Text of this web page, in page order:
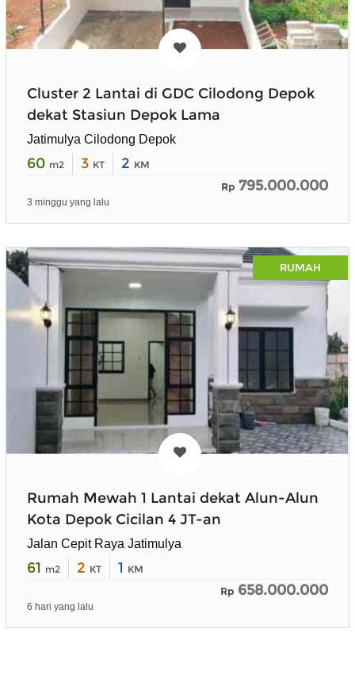
Cluster 2 Lantai di GDC Cilodong Depok
dekat Stasiun Depok Lama
Jatimulya Cilodong Depok
60 m2 3 KT 2 KM
Rp 795.000.000
3 minggu yang lalu
RUMAH
Rumah Mewah 1 Lantai dekat Alun-Alun
Kota Depok Cicilan 4 JT-an
Jalan Cepit Raya Jatimulya
61 m2 2 KT 1 KM
Rp 658.000.000
6 hari yang lalu